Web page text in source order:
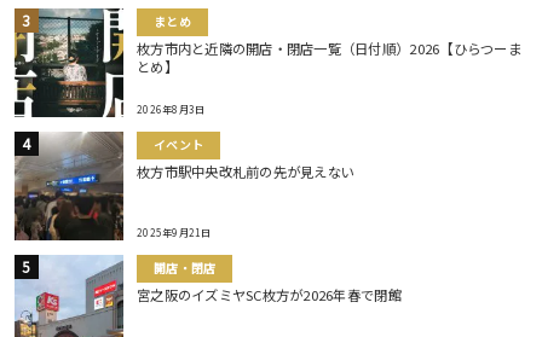
まとめ
枚方市内と近隣の開店・閉店一覧（日付順）2026【ひらつーま
とめ】
2026年8月3日
イベント
枚方市駅中央改札前の先が見えない
2025年9月21日
開店・閉店
宮之阪のイズミヤSC枚方が2026年春で閉館